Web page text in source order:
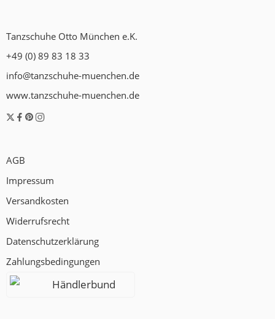
Tanzschuhe Otto München e.K.
+49 (0) 89 83 18 33
info@tanzschuhe-muenchen.de
www.tanzschuhe-muenchen.de
AGB
Impressum
Versandkosten
Widerrufsrecht
Datenschutzerklärung
Zahlungsbedingungen
Händlerbund